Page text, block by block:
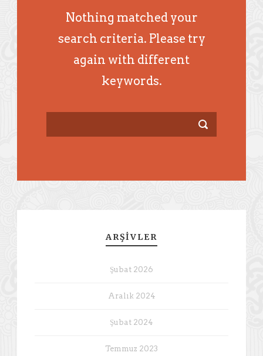
Nothing matched your
search criteria. Please try
again with different
keywords.
ARŞIVLER
Şubat 2026
Aralık 2024
Şubat 2024
Temmuz 2023